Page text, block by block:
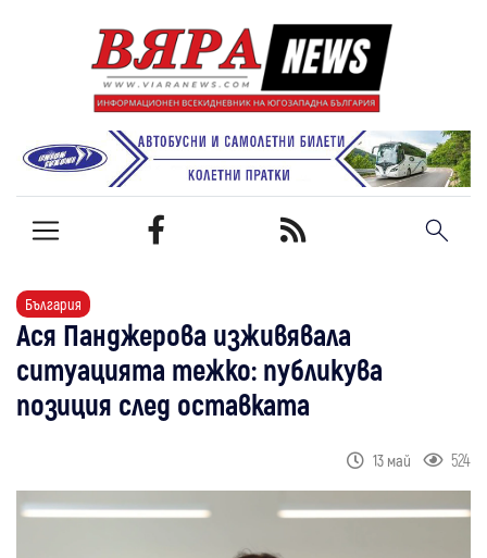
България
Ася Панджерова изживявала
ситуацията тежко: публикува
позиция след оставката
13 май 524